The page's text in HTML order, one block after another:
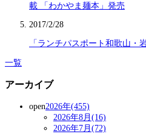
載 「わかやま麺本」発売
2017/2/28
「ランチパスポート和歌山・
一覧
アーカイブ
open2026年(455)
2026年8月(16)
2026年7月(72)